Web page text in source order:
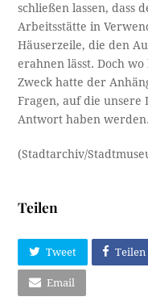
schließen lassen, dass
Arbeitsstätte in
Häuserzeile, die den
erahnen lässt. Doch
Zweck hatte der
Fragen, auf die
Antwort haben werden.
(Stadtarchiv/
Teilen
Tweet Teilen
Email